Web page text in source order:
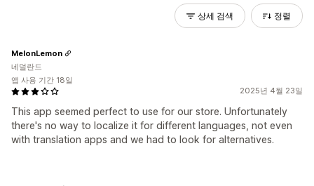
상세 검색 정렬
2025년 4월 23일
This app seemed perfect to use for our store. Unfortunately
there's no way to localize it for different languages, not even
with translation apps and we had to look for alternatives.
MelonLemon
네덜란드
앱 사용 기간 18일